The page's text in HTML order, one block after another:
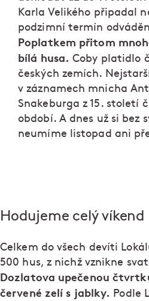
Karla Velikého připadal
podzimní termín
Poplatkem přitom
bílá husa. Coby platidlo
českých zemích.
v záznamech mnicha
Snakeburga z 15. století
období. A dnes už si bez
neumíme listopad ani
Hodujeme celý víkend
Celkem do všech devíti
500 hus, z nichž vznikne
Dozlatova upečenou
červené zelí s jablky. Podle